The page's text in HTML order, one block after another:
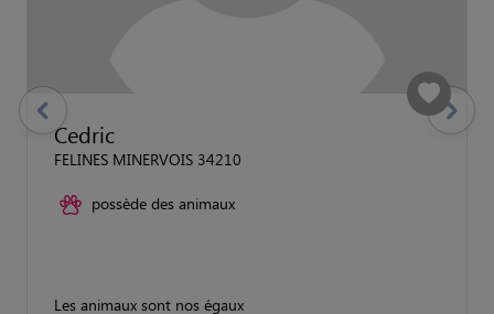
Cedric
FELINES MINERVOIS 34210
possède des animaux
Les animaux sont nos égaux
previous Suivant